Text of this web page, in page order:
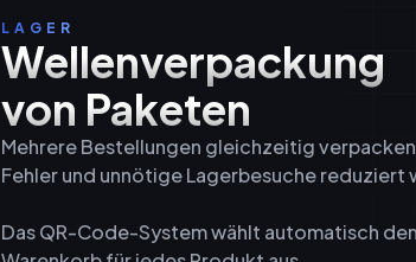
LAGER
Wellenverpackung
von Paketen
Mehrere Bestellungen gleichzeitig
Fehler und unnötige Lagerbesuche reduziert
Das QR-Code-System wählt automatisch